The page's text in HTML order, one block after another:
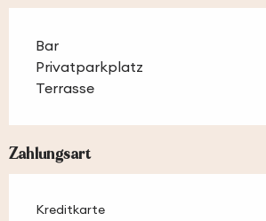
Bar
Privatparkplatz
Terrasse
Zahlungsart
Kreditkarte